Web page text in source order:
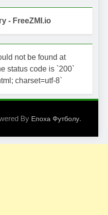
- FreeZMI.io
not be found at
status code is `200`
charset=utf-8`
By Епоха Футболу.